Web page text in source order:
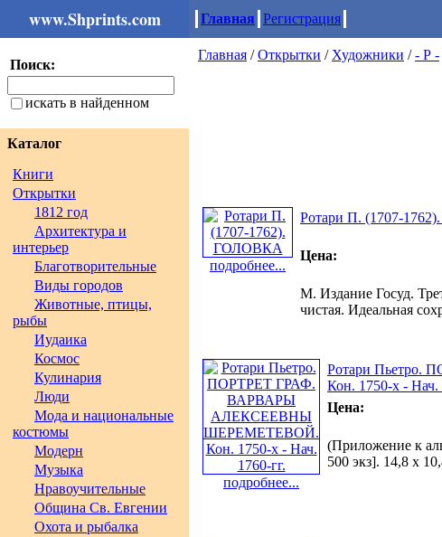
www.Shprints.com Главная Регистрация
Поиск:
искать в найденном
Каталог
Книги
Открытки
1812 год
Архитектура и
интерьер
Благотворительные
Виды городов
Животные, птицы,
рыбы
Иудаика
Космос
Кулинария
Люди
Мода и национальные
костюмы
Модерн
Музыка
Нравоучительные
Община Св. Евгении
Охота и рыбалка
Главная /Открытки / Художники /- Р -
подробнее...
Ротари П. (1707-
Цена:
М. Издание Госуд.
чистая. Идеальная
подробнее...
Ротари
Кон. 1750-х - Нач.
Цена:
(Приложение к
500 экз]. 14,8 х